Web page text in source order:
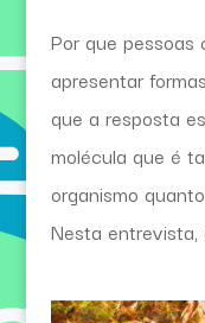
Por que pessoas
apresentar
que a resposta
molécula que é
organismo
Nesta entrevista,